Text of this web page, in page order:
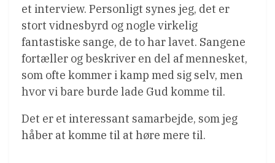
et interview. Personligt synes jeg, det er
stort vidnesbyrd og nogle virkelig
fantastiske sange, de to har lavet. Sangene
fortæller og beskriver en del af mennesket,
som ofte kommer i kamp med sig selv, men
hvor vi bare burde lade Gud komme til.
Det er et interessant samarbejde, som jeg
håber at komme til at høre mere til.